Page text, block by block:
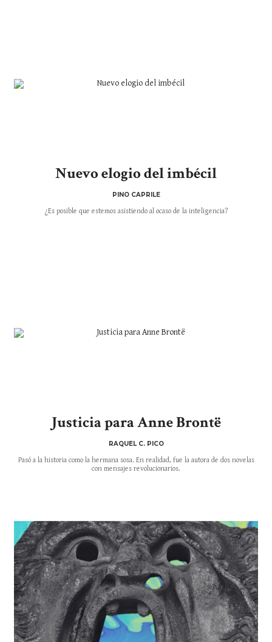
Nuevo elogio del imbécil
PINO CAPRILE
¿Es posible que estemos asistiendo al ocaso de la inteligencia?
Justicia para Anne Brontë
RAQUEL C. PICO
Pasó a la historia como la hermana sosa. En realidad, fue la autora de dos novelas
con mensajes revolucionarios.